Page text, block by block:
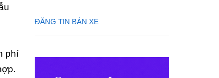
phí
ĐĂNG TIN BÁN XE